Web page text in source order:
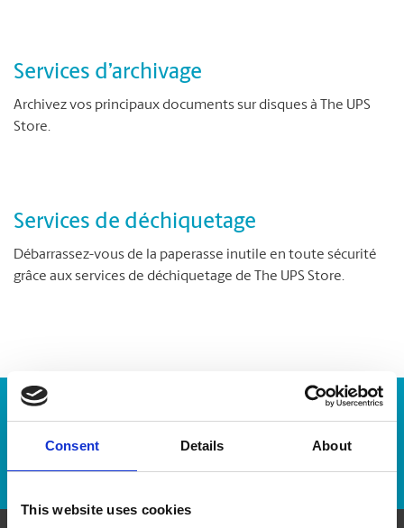
Consent Details About
This website uses cookies
Services d’archivage
Archivez vos principaux documents sur disques à The UPS
Store.
Services de déchiquetage
Débarrassez-vous de la paperasse inutile en toute sécurité
grâce aux services de déchiquetage de The UPS Store.
Numéro de suivi :